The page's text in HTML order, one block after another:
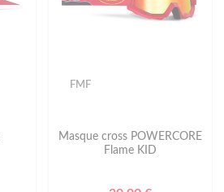
FMF
Masque cross POWERCORE
Flame KID